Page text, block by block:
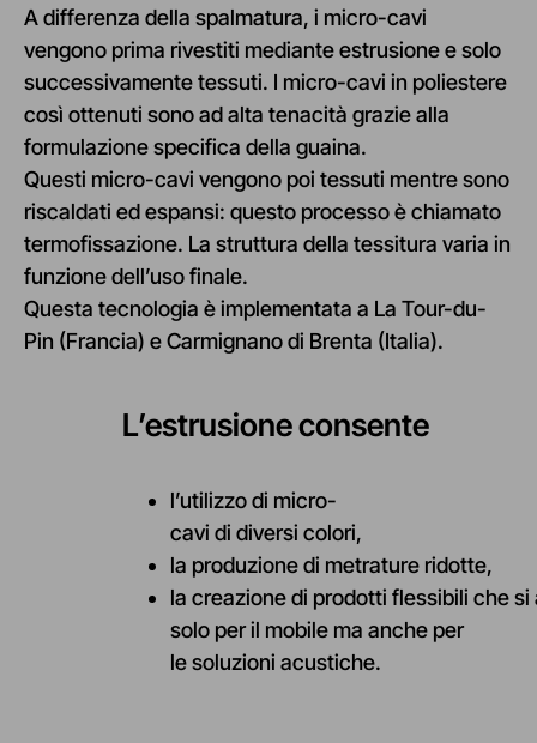
A differenza della spalmatura, i micro-cavi
vengono prima rivestiti mediante estrusione e solo
successivamente tessuti. I micro-cavi in poliestere
così ottenuti sono ad alta tenacità grazie alla
formulazione specifica della guaina.
Questi micro-cavi vengono poi tessuti mentre sono
riscaldati ed espansi: questo processo è chiamato
termofissazione. La struttura della tessitura varia in
funzione dell’uso finale.
Questa tecnologia è implementata a La Tour-du-
Pin (Francia) e Carmignano di Brenta (Italia).
L’estrusioneconsente
l’utilizzodi micro-
cavi di diversi colori,
la produzionedi metratureridotte,
la creazionedi prodotti flessibili chesi
solo per il mobile ma anche per
lesoluzioni acustiche.